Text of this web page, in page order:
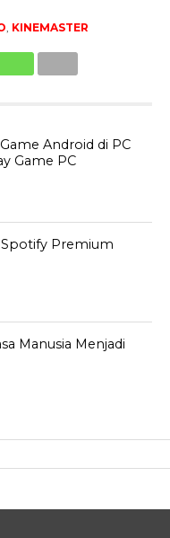
KINEMASTER
Android di PC
Game PC
Premium
Manusia Menjadi